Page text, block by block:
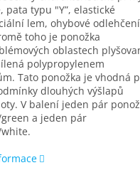
pata typu "Y”, elastické
lem, ohybové
toho je ponožka
oblastech
polypropylenem
Tato ponožka je vhodná
dlouhých výšlapů
V balení jeden pár
a jeden pár